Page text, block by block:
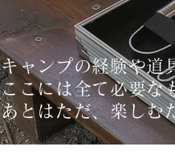
キャンプの経験や道
ここには全て必要な
あとはただ、楽しむ